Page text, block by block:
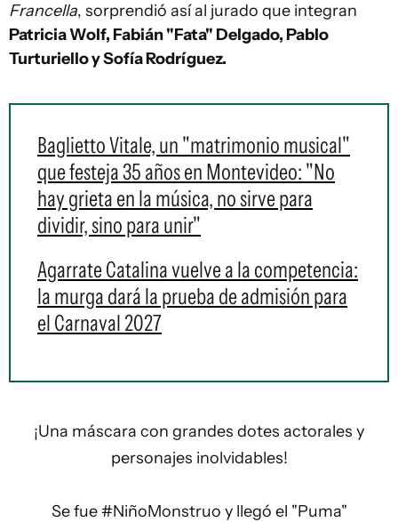
Francella, sorprendió así al jurado que integran
Patricia Wolf, Fabián "Fata" Delgado, Pablo
Turturiello y Sofía Rodríguez.
Baglietto Vitale, un "matrimonio musical"
que festeja 35 años en Montevideo: "No
hay grieta en la música, no sirve para
dividir, sino para unir"
Agarrate Catalina vuelve a la competencia:
la murga dará la prueba de admisión para
el Carnaval 2027
¡Una máscara con grandes dotes actorales y
personajes inolvidables!
Se fue#NiñoMonstruo y llegó el "Puma"